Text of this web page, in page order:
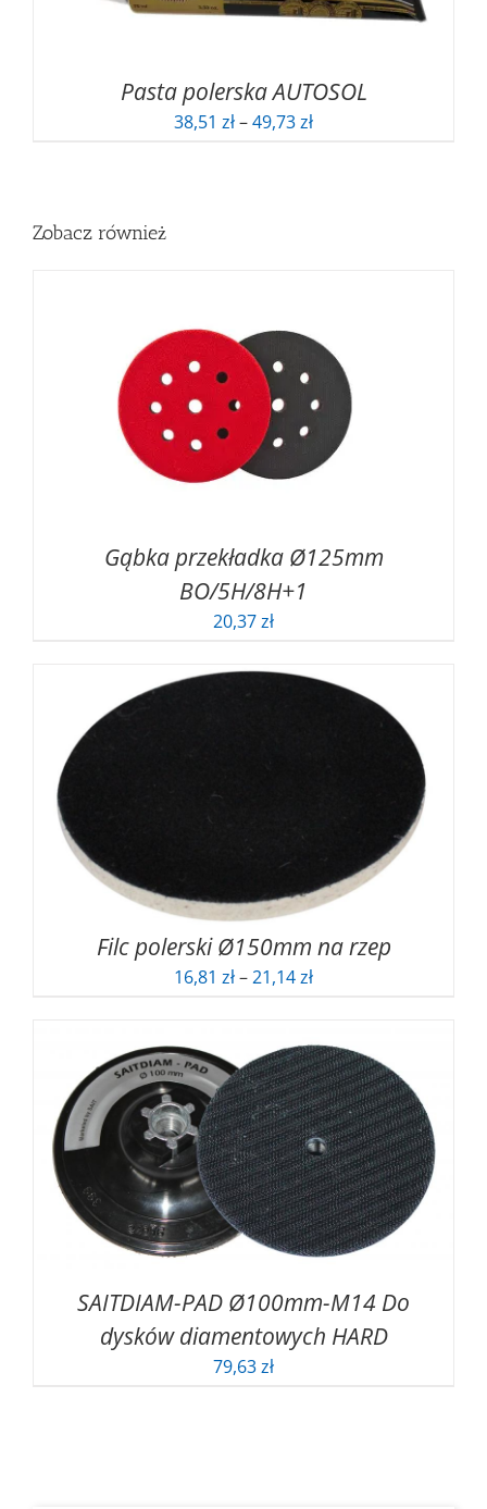
Pasta polerska AUTOSOL
38,51 zł–49,73złZakres
Zobacz również
Gąbka przekładka Ø125mm
BO/5H/8H+1
20,37zł
Filc polerski Ø150mm na rzep
16,81 zł–21,14złZakres
16,81 zł
do
21,14 zł
SAITDIAM-PAD Ø100mm-M14 Do
dysków diamentowych HARD
79,63zł